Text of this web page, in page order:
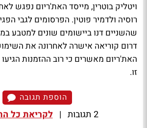
ויטליק בוטרין, מייסד האת'ריום נפגש
רוסיה ולדמיר פוטין. הפרסומים לגבי
שהשניים דנו ביישומים שונים למטבע
דרום קוריאה אישרה לאחרונה את
האת'ריום מאשרים כי רוב ההזמנות
זו.
הוספת תגובה
2 תגובות | לקריאת כל